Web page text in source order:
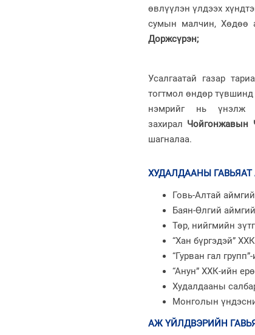
өвлүүлэн үлдээх
сумын малчин, Хөдөө
Доржсүрэн;
Усалгаатай газар
тогтмол өндөр түвшинд
нэмрийг нь үнэлж
захирал Чойгонжавын
шагналаа.
ХУДАЛДААНЫ
Говь-Алтай
Баян-Өлгий
Төр, нийгмийн
“Хан бүргэдэй”
“Гурван гал
“Анун” ХХК-ийн
Худалдааны
Монголын
АЖ ҮЙЛДВЭРИЙН